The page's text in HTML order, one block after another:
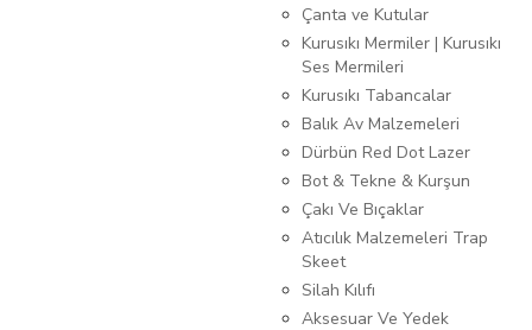
Çanta ve Kutular
Kurusıkı Mermiler | Kurusıkı
Ses Mermileri
Kurusıkı Tabancalar
Balık Av Malzemeleri
Dürbün Red Dot Lazer
Bot & Tekne & Kurşun
Çakı Ve Bıçaklar
Atıcılık Malzemeleri Trap
Skeet
Silah Kılıfı
Aksesuar Ve Yedek